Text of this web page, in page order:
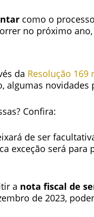
como o
no próximo
da Resolução 169
algumas novidades
Confira:
de ser
exceção será para
a nota fiscal de
de 2023,